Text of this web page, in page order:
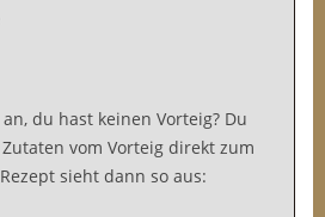
du hast keinen Vorteig? Du
vom Vorteig direkt zum
sieht dann so aus: